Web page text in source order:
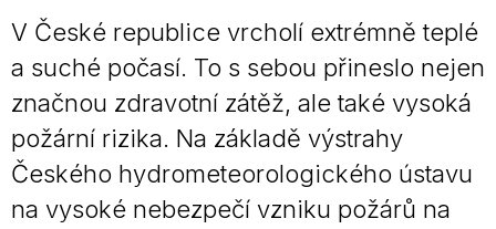
V České republice vrcholí extrémně teplé
a suché počasí. To s sebou přineslo nejen
značnou zdravotní zátěž, ale také vysoká
požární rizika. Na základě výstrahy
Českého hydrometeorologického ústavu
na vysoké nebezpečí vzniku požárů na